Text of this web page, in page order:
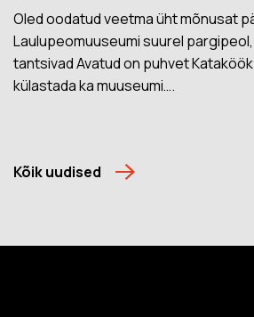
Oled oodatud veetma üht mõnusat
Laulupeomuuseumi suurel
tantsivad Avatud on puhvet
külastada ka muuseumi….
Kõik uudised